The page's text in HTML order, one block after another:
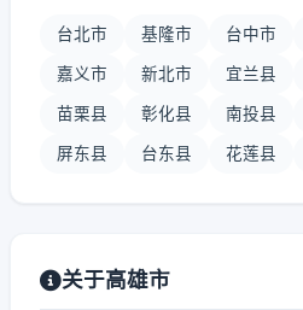
台北市 基隆市 台中市
嘉义市 新北市 宜兰县
苗栗县 彰化县 南投县
屏东县 台东县 花莲县
关于高雄市